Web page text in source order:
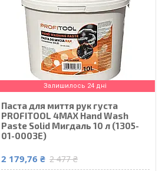
Залишилось 24 дні
Паста для миття рук густа
PROFITOOL 4MAX Hand Wash
Paste Solid Мигдаль 10 л (1305-
01-0003E)
2 179,76 ₴ 2 477 ₴